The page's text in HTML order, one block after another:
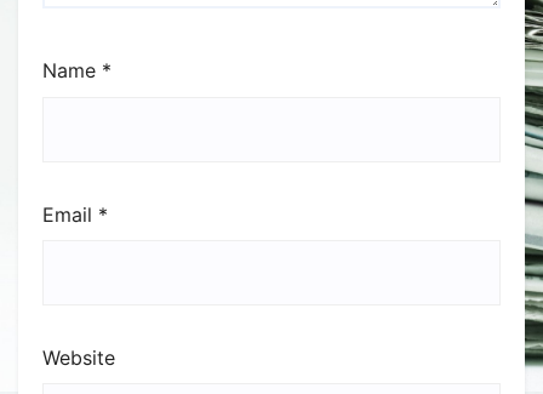
Name *
Email *
Website